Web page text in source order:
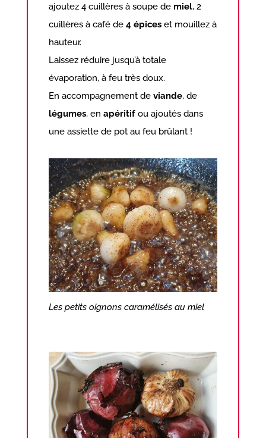
ajoutez 4 cuillères à soupe de miel, 2
cuillères à café de4 épices et mouillez à
hauteur.
Laissez réduire jusqu’à totale
évaporation, à feu très doux.
En accompagnement deviande, de
légumes, enapéritif ou ajoutés dans
une assiette de pot au feu brûlant !
Les petits oignons caramélisés au miel